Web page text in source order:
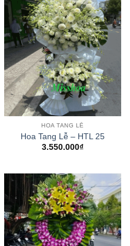
HOA TANG LỄ
Hoa Tang Lễ – HTL 25
3.550.000₫